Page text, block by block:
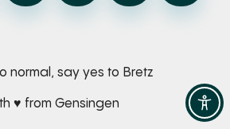
normal, say yes to Bretz
♥ from Gensingen